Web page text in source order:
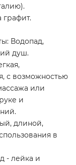
графит.
Водопад,
душ.
с возможностью
или
и
длиной,
в
- лейка и